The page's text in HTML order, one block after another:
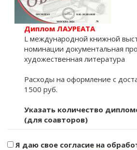
Диплом ЛАУРЕАТА
L международной книжной
номинации документальная
художественная литература
Расходы на оформление с
1500 руб.
Указать количество
(для соавторов)
Я даю свое согласие на